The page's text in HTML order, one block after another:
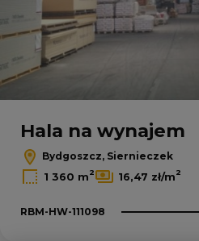
Hala na wynajem
Bydgoszcz, Siernieczek
1 360 m2 16,47 zł/m2
RBM-HW-111098